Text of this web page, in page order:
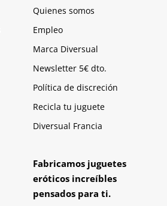
Quienes somos
Empleo
Marca Diversual
Newsletter 5€ dto.
Política de discreción
Recicla tu juguete
Diversual Francia
Fabricamos juguetes
eróticos increíbles
pensados para ti.